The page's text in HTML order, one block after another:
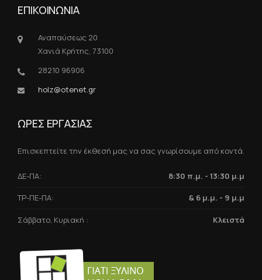
ΕΠΙΚΟΙΝΩΝΙΑ
Αναπαύσεως 20
Χανιά Κρήτης, 73100
28210 96906
holz@otenet.gr
ΩΡΕΣ ΕΡΓΑΣΙΑΣ
Επισκεπτείτε την έκθεσή μας να σας γνωρίσουμε από κοντά.
ΔΕ-ΠΑ: 8:30 π.μ. - 13:30 μ.μ
ΤΡ-ΠΕ-ΠΑ: & 6 μ.μ. - 9 μ.μ
Σάββατο, Κυριακή : Κλειστά